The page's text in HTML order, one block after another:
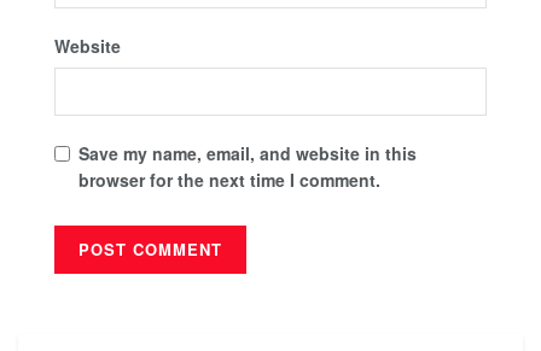
Website
Save my name, email, and website in this
browser for the next time I comment.